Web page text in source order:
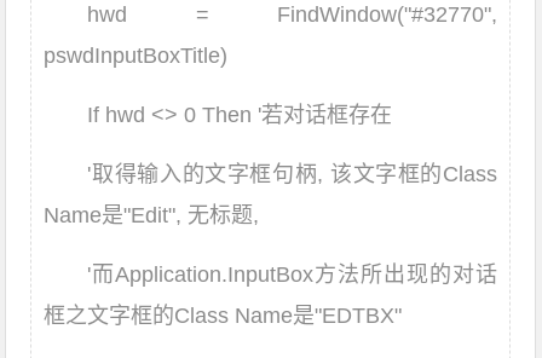
hwd = FindWindow("#32770",
pswdInputBoxTitle)
If hwd <> 0 Then '若对话框存在
'取得输入的文字框句柄, 该文字框的Class
Name是"Edit", 无标题,
'而Application.InputBox方法所出现的对话
框之文字框的Class Name是"EDTBX"